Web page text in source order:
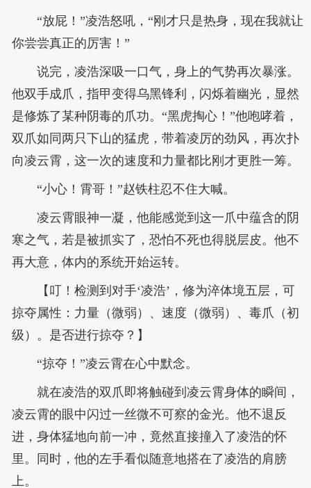
“放屁！”凌浩怒吼，“刚才只是热身，现在我就让
你尝尝真正的厉害！”
说完，凌浩深吸一口气，身上的气势再次暴涨。
他双手成爪，指甲变得乌黑锋利，闪烁着幽光，显然
是修炼了某种阴毒的爪功。“黑虎掏心！”他咆哮着，
双爪如同两只下山的猛虎，带着凌厉的劲风，再次扑
向凌云霄，这一次的速度和力量都比刚才更胜一筹。
“小心！霄哥！”赵铁柱忍不住大喊。
凌云霄眼神一凝，他能感觉到这一爪中蕴含的阴
寒之气，若是被抓实了，恐怕不死也得脱层皮。他不
再大意，体内的系统开始运转。
【叮！检测到对手‘凌浩’，修为淬体境五层，可
掠夺属性：力量（微弱）、速度（微弱）、毒爪（初
级）。是否进行掠夺？】
“掠夺！”凌云霄在心中默念。
就在凌浩的双爪即将触碰到凌云霄身体的瞬间，
凌云霄的眼中闪过一丝微不可察的金光。他不退反
进，身体猛地向前一冲，竟然直接撞入了凌浩的怀
里。同时，他的左手看似随意地搭在了凌浩的肩膀
上。